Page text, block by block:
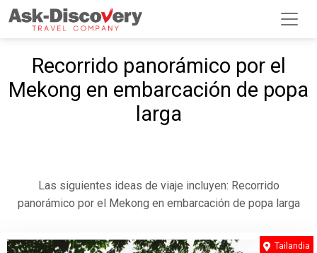
Recorrido panorámico por el
Mekong en embarcación de popa
larga
Las siguientes ideas de viaje incluyen: Recorrido
panorámico por el Mekong en embarcación de popa larga
Tailandia